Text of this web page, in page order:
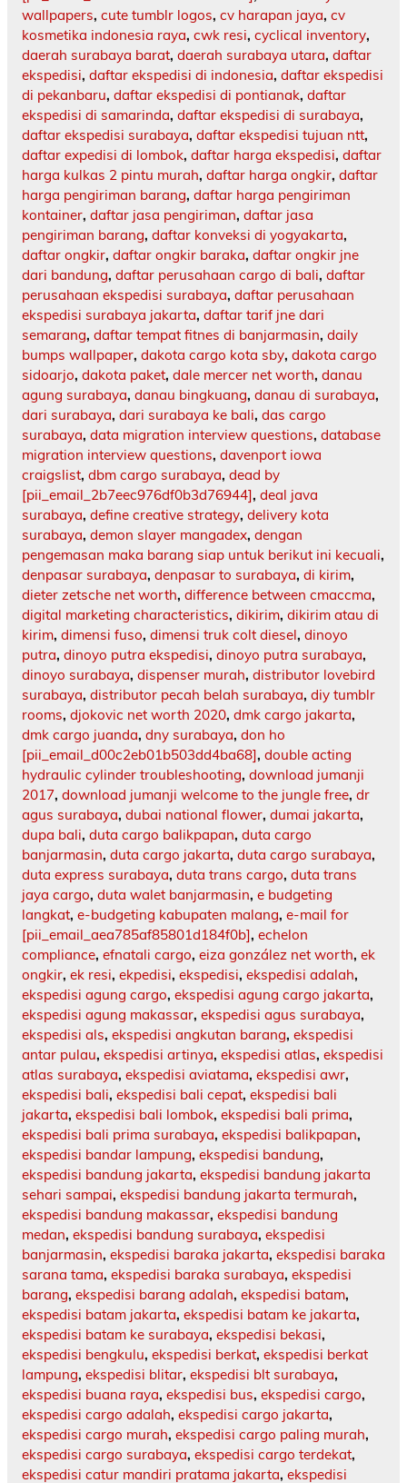
wallpapers, cute tumblr logos, cv harapan jaya, cv
kosmetika indonesia raya, cwk resi, cyclical inventory,
daerah surabaya barat, daerah surabaya utara, daftar
ekspedisi, daftar ekspedisi di indonesia, daftar ekspedisi
di pekanbaru, daftar ekspedisi di pontianak, daftar
ekspedisi di samarinda, daftar ekspedisi di surabaya,
daftar ekspedisi surabaya, daftar ekspedisi tujuan ntt,
daftar expedisi di lombok, daftar harga ekspedisi, daftar
harga kulkas 2 pintu murah, daftar harga ongkir, daftar
harga pengiriman barang, daftar harga pengiriman
kontainer, daftar jasa pengiriman, daftar jasa
pengiriman barang, daftar konveksi di yogyakarta,
daftar ongkir, daftar ongkir baraka, daftar ongkir jne
dari bandung, daftar perusahaan cargo di bali, daftar
perusahaan ekspedisi surabaya, daftar perusahaan
ekspedisi surabaya jakarta, daftar tarif jne dari
semarang, daftar tempat fitnes di banjarmasin, daily
bumps wallpaper, dakota cargo kota sby, dakota cargo
sidoarjo, dakota paket, dale mercer net worth, danau
agung surabaya, danau bingkuang, danau di surabaya,
dari surabaya, dari surabaya ke bali, das cargo
surabaya, data migration interview questions, database
migration interview questions, davenport iowa
craigslist, dbm cargo surabaya, dead by
[pii_email_2b7eec976df0b3d76944], deal java
surabaya, define creative strategy, delivery kota
surabaya, demon slayer mangadex, dengan
pengemasan maka barang siap untuk berikut ini kecuali,
denpasar surabaya, denpasar to surabaya, di kirim,
dieter zetsche net worth, difference between cmaccma,
digital marketing characteristics, dikirim, dikirim atau di
kirim, dimensi fuso, dimensi truk colt diesel, dinoyo
putra, dinoyo putra ekspedisi, dinoyo putra surabaya,
dinoyo surabaya, dispenser murah, distributor lovebird
surabaya, distributor pecah belah surabaya, diy tumblr
rooms, djokovic net worth 2020, dmk cargo jakarta,
dmk cargo juanda, dny surabaya, don ho
[pii_email_d00c2eb01b503dd4ba68], double acting
hydraulic cylinder troubleshooting, download jumanji
2017, download jumanji welcome to the jungle free, dr
agus surabaya, dubai national flower, dumai jakarta,
dupa bali, duta cargo balikpapan, duta cargo
banjarmasin, duta cargo jakarta, duta cargo surabaya,
duta express surabaya, duta trans cargo, duta trans
jaya cargo, duta walet banjarmasin, e budgeting
langkat, e-budgeting kabupaten malang, e-mail for
[pii_email_aea785af85801d184f0b], echelon
compliance, efnatali cargo, eiza gonzález net worth, ek
ongkir, ek resi, ekpedisi, ekspedisi, ekspedisi adalah,
ekspedisi agung cargo, ekspedisi agung cargo jakarta,
ekspedisi agung makassar, ekspedisi agus surabaya,
ekspedisi als, ekspedisi angkutan barang, ekspedisi
antar pulau, ekspedisi artinya, ekspedisi atlas, ekspedisi
atlas surabaya, ekspedisi aviatama, ekspedisi awr,
ekspedisi bali, ekspedisi bali cepat, ekspedisi bali
jakarta, ekspedisi bali lombok, ekspedisi bali prima,
ekspedisi bali prima surabaya, ekspedisi balikpapan,
ekspedisi bandar lampung, ekspedisi bandung,
ekspedisi bandung jakarta, ekspedisi bandung jakarta
sehari sampai, ekspedisi bandung jakarta termurah,
ekspedisi bandung makassar, ekspedisi bandung
medan, ekspedisi bandung surabaya, ekspedisi
banjarmasin, ekspedisi baraka jakarta, ekspedisi baraka
sarana tama, ekspedisi baraka surabaya, ekspedisi
barang, ekspedisi barang adalah, ekspedisi batam,
ekspedisi batam jakarta, ekspedisi batam ke jakarta,
ekspedisi batam ke surabaya, ekspedisi bekasi,
ekspedisi bengkulu, ekspedisi berkat, ekspedisi berkat
lampung, ekspedisi blitar, ekspedisi blt surabaya,
ekspedisi buana raya, ekspedisi bus, ekspedisi cargo,
ekspedisi cargo adalah, ekspedisi cargo jakarta,
ekspedisi cargo murah, ekspedisi cargo paling murah,
ekspedisi cargo surabaya, ekspedisi cargo terdekat,
ekspedisi catur mandiri pratama jakarta, ekspedisi